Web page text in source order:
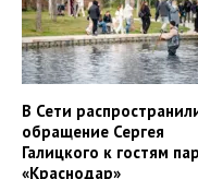
В Сети
обращение Сергея
Галицкого к гостям
«Краснодар»